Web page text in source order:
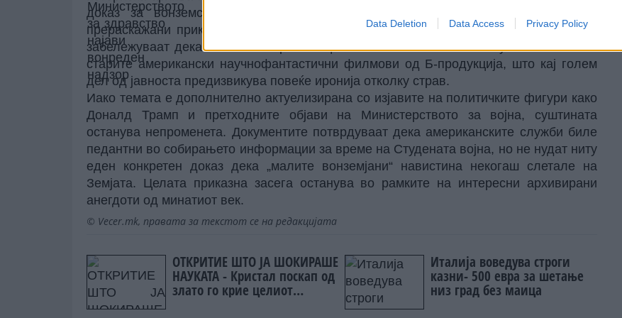
Data Deletion Data Access Privacy Policy
доказ за вонземски живот. Самите извештаи честопати се само збирка на
прераскажани приказни кои ФБИ ги собирал и складирал со децении. Многумина
забележуваат дека овие описи речиси целосно се совпаѓаат со визуелниот стил на
старите американски научнофантастични филмови од Б-продукција, што кај голем
дел од јавноста предизвикува повеќе иронија отколку страв.
Иако темата е дополнително актуелизирана со изјавите на политичките фигури како
Доналд Трамп и претходните објави на Министерството за војна, суштината
останува непроменета. Документите потврдуваат дека американските служби биле
педантни во собирањето информации за време на Студената војна, но не нудат ниту
еден конкретен доказ дека „малите вонземјани“ навистина некогаш слетале на
Земјата. Целата приказна засега останува во рамките на интересни архивирани
анегдоти од минатиот век.
© Vecer.mk, правата за текстот се на редакцијата
ОТКРИТИЕ ШТО ЈА ШОКИРАШЕ
НАУКАТА - Кристал поскап од
злато го крие целиот
Периоден систем во себе!
Италија воведува строги
казни- 500 евра за шетање
низ град без маица